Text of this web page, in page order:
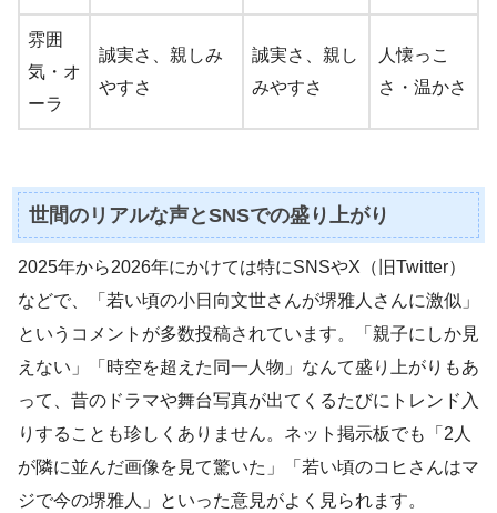
雰囲
気・オ
ーラ
誠実さ、親しみ
やすさ
誠実さ、親し
みやすさ
人懐っこ
さ・温かさ
世間のリアルな声とSNSでの盛り上がり
2025年から2026年にかけては特にSNSやX（旧Twitter）
などで、「若い頃の小日向文世さんが堺雅人さんに激似」
というコメントが多数投稿されています。「親子にしか見
えない」「時空を超えた同一人物」なんて盛り上がりもあ
って、昔のドラマや舞台写真が出てくるたびにトレンド入
りすることも珍しくありません。ネット掲示板でも「2人
が隣に並んだ画像を見て驚いた」「若い頃のコヒさんはマ
ジで今の堺雅人」といった意見がよく見られます。